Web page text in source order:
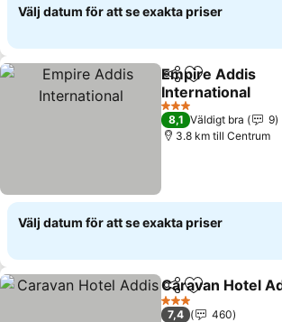
Välj datum för att se exakta priser
Dela Lägg till i
Empire Addis
International
3 Stjärnor
8,1 Väldigt bra
9
3.8 km till Centrum
Välj datum för att se exakta priser
Dela Lägg till i
Caravan Hotel
3 Stjärnor
7,4
460